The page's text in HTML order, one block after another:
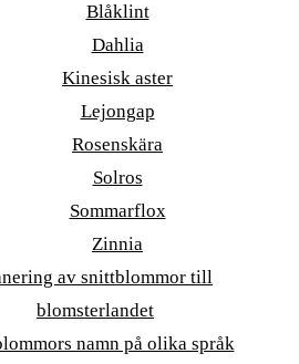
Blåklint
Dahlia
Kinesisk aster
Lejongap
Rosenskära
Solros
Sommarflox
Zinnia
av snittblommor till
blomsterlandet
namn på olika språk